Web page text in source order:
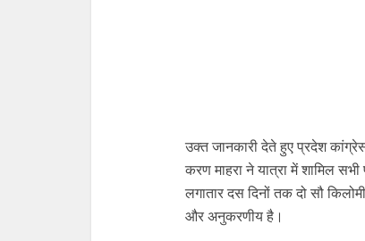
उक्त जानकारी देते हुए प्रदेश
करण माहरा ने यात्रा में शामिल
लगातार दस दिनों तक दो सौ
और अनुकरणीय है।